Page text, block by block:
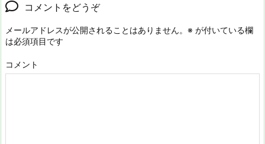
コメントをどうぞ
メールアドレスが公開されることはありません。 ※ が付いている欄
は必須項目です
コメント